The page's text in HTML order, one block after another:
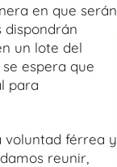
en que serán
dispondrán
un lote del
espera que
para
voluntad férrea y
reunir,